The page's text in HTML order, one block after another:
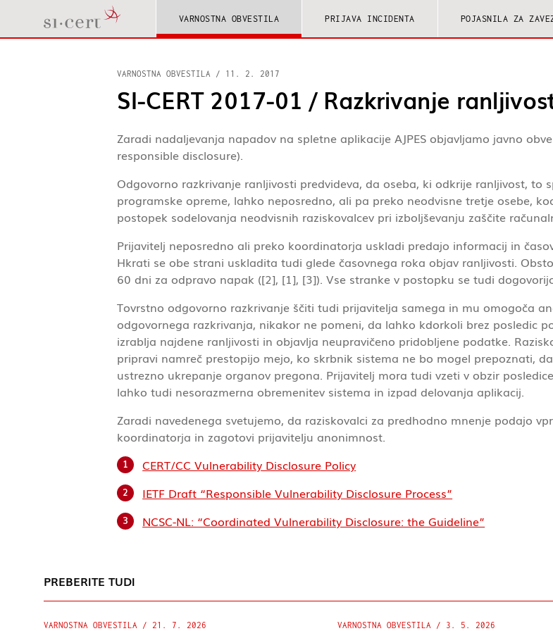
VARNOSTNA OBVESTILA PRIJAVA INCIDENTA POJASNILA ZA
VARNOSTNA OBVESTILA / 11. 2. 2017
SI-CERT 2017-01 / Razkrivanje
Zaradi nadaljevanja napadov na spletne aplikacije AJPES objavljamo javno
responsible disclosure).
Odgovorno razkrivanje ranljivosti predvideva, da oseba, ki odkrije ranljivost, to
programske opreme, lahko neposredno, ali pa preko neodvisne tretje osebe,
postopek sodelovanja neodvisnih raziskovalcev pri izboljševanju zaščite
Prijavitelj neposredno ali preko koordinatorja uskladi predajo informacij in
Hkrati se obe strani uskladita tudi glede časovnega roka objav ranljivosti.
60 dni za odpravo napak ([2], [1], [3]). Vse stranke v postopku se tudi
Tovrstno odgovorno razkrivanje ščiti tudi prijavitelja samega in mu omogoča
odgovornega razkrivanja, nikakor ne pomeni, da lahko kdorkoli brez posledic
izrablja najdene ranljivosti in objavlja neupravičeno pridobljene podatke.
pripravi namreč prestopijo mejo, ko skrbnik sistema ne bo mogel prepoznati,
ustrezno ukrepanje organov pregona. Prijavitelj mora tudi vzeti v obzir
lahko tudi nesorazmerna obremenitev sistema in izpad delovanja aplikacij.
Zaradi navedenega svetujemo, da raziskovalci za predhodno mnenje podajo
koordinatorja in zagotovi prijavitelju anonimnost.
CERT/CC Vulnerability Disclosure Policy
IETF Draft “Responsible Vulnerability Disclosure Process”
NCSC-NL: “Coordinated Vulnerability Disclosure: the Guideline”
PREBERITE TUDI
VARNOSTNA OBVESTILA / 21. 7. 2026 VARNOSTNA OBVESTILA / 3. 5. 2026